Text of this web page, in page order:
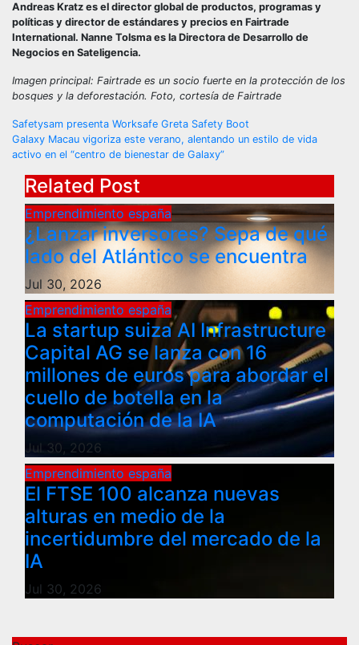
Andreas Kratz es el director global de productos, programas y
políticas y director de estándares y precios en Fairtrade
International. Nanne Tolsma es la Directora de Desarrollo de
Negocios en Sateligencia.
Imagen principal: Fairtrade es un socio fuerte en la protección de los
bosques y la deforestación. Foto, cortesía de Fairtrade
Post
navigation
Safetysam presenta Worksafe Greta Safety Boot
Galaxy Macau vigoriza este verano, alentando un estilo de vida
activo en el “centro de bienestar de Galaxy”
Related Post
Emprendimiento españa
¿Lanzar inversores? Sepa de qué
lado del Atlántico se encuentra
Jul 30, 2026
Emprendimiento españa
La startup suiza AI Infrastructure
Capital AG se lanza con 16
millones de euros para abordar el
cuello de botella en la
computación de la IA
Jul 30, 2026
Emprendimiento españa
El FTSE 100 alcanza nuevas
alturas en medio de la
incertidumbre del mercado de la
IA
Jul 30, 2026